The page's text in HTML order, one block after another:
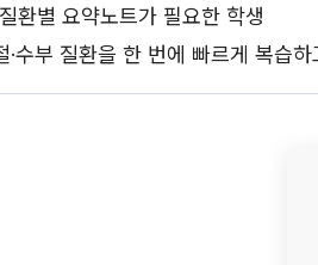
환별 요약노트가 필요한 학생
·수부 질환을 한 번에 빠르게 복습